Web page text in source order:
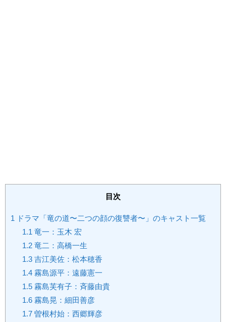
目次
1 ドラマ「竜の道〜二つの顔の復讐者〜」のキャスト一覧
1.1 竜一：玉木 宏
1.2竜二：高橋一生
1.3吉江美佐：松本穂香
1.4霧島源平：遠藤憲一
1.5霧島芙有子：斉藤由貴
1.6霧島晃：細田善彦
1.7曽根村始：西郷輝彦